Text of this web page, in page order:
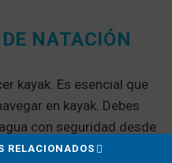
NATACIÓN
kayak. Es esencial que
en kayak. Debes
con seguridad desde
RELACIONADOS